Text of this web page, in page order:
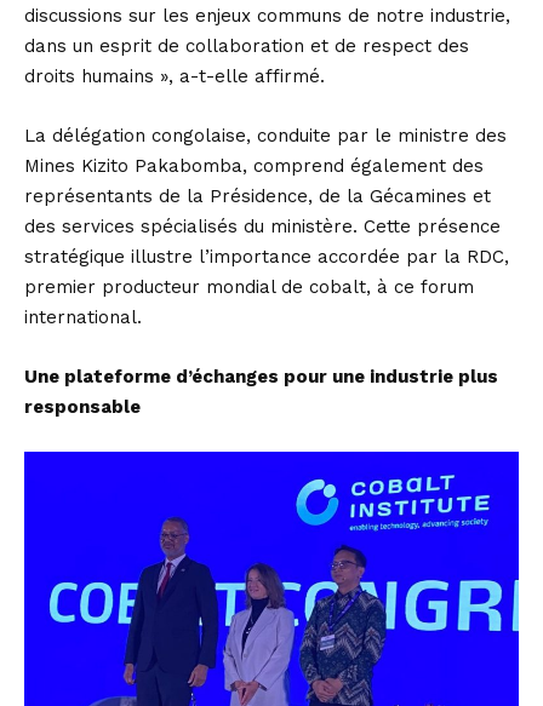
discussions sur les enjeux communs de notre industrie,
dans un esprit de collaboration et de respect des
droits humains », a-t-elle affirmé.
La délégation congolaise, conduite par le ministre des
Mines Kizito Pakabomba, comprend également des
représentants de la Présidence, de la Gécamines et
des services spécialisés du ministère. Cette présence
stratégique illustre l’importance accordée par la RDC,
premier producteur mondial de cobalt, à ce forum
international.
Une plateforme d’échanges pour une industrie plus
responsable